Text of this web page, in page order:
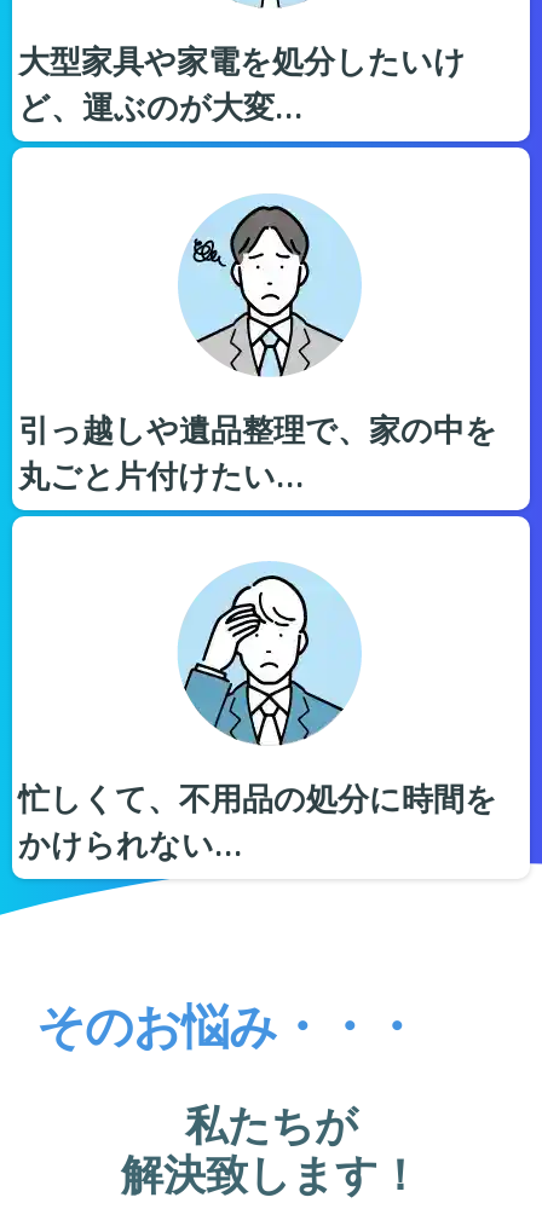
大型家具や家電を処分したいけ
ど、運ぶのが大変…
引っ越しや遺品整理で、家の中を
丸ごと片付けたい…
忙しくて、不用品の処分に時間を
かけられない…
そのお悩み・・・
私たちが
解決致します！